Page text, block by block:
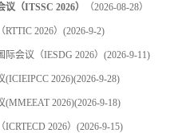
（ITSSC 2026） （2026-08-28）
2026） (2026-9-2)
会议（IESDG 2026） (2026-9-11)
(ICIEIPCC 2026)(2026-9-28)
(MMEEAT 2026)(2026-9-18)
2026） (2026-9-15)